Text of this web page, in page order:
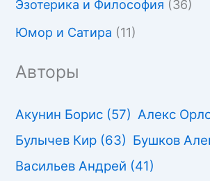
Эзотерика и Философия (36)
Юмор и Сатира (11)
Авторы
Акунин Борис (57) Алекс
Булычев Кир (63) Бушков
Васильев Андрей (41)